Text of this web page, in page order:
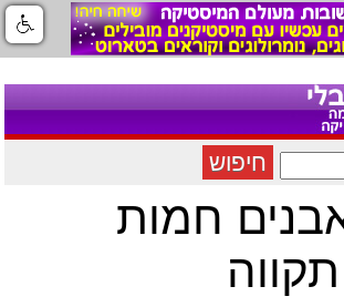
חיפוש
חמות